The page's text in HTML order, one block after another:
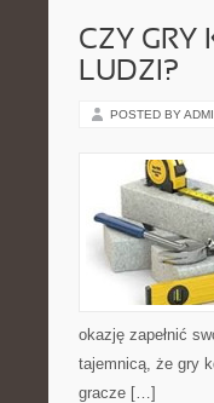
CZY GRY
LUDZI?
POSTED BY
okazję zapełnić
tajemnicą, że gry
gracze […]